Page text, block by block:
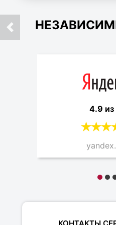
4.9 из
КОНТАКТЫ